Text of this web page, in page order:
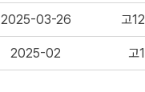
2025-03-26 고
2025-02 고1